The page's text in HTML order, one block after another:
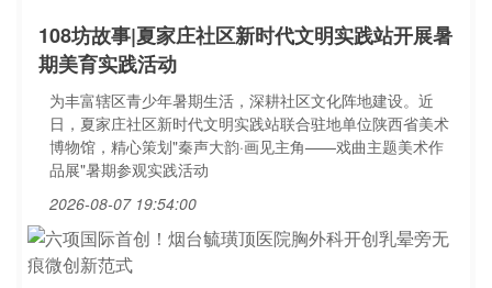
108坊故事|夏家庄社区新时代文明实践站开展暑
期美育实践活动
为丰富辖区青少年暑期生活，深耕社区文化阵地建设。近
日，夏家庄社区新时代文明实践站联合驻地单位陕西省美术
博物馆，精心策划"秦声大韵·画见主角——戏曲主题美术作
品展"暑期参观实践活动
2026-08-07 19:54:00